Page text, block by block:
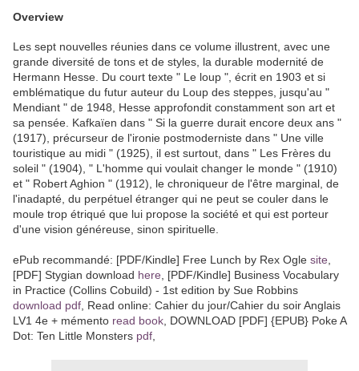
Overview
Les sept nouvelles réunies dans ce volume illustrent, avec une
grande diversité de tons et de styles, la durable modernité de
Hermann Hesse. Du court texte " Le loup ", écrit en 1903 et si
emblématique du futur auteur du Loup des steppes, jusqu'au "
Mendiant " de 1948, Hesse approfondit constamment son art et
sa pensée. Kafkaïen dans " Si la guerre durait encore deux ans "
(1917), précurseur de l'ironie postmoderniste dans " Une ville
touristique au midi " (1925), il est surtout, dans " Les Frères du
soleil " (1904), " L'homme qui voulait changer le monde " (1910)
et " Robert Aghion " (1912), le chroniqueur de l'être marginal, de
l'inadapté, du perpétuel étranger qui ne peut se couler dans le
moule trop étriqué que lui propose la société et qui est porteur
d'une vision généreuse, sinon spirituelle.
ePub recommandé: [PDF/Kindle] Free Lunch by Rex Ogle site,
[PDF] Stygian download here, [PDF/Kindle] Business Vocabulary
in Practice (Collins Cobuild) - 1st edition by Sue Robbins
download pdf, Read online: Cahier du jour/Cahier du soir Anglais
LV1 4e + mémento read book, DOWNLOAD [PDF] {EPUB} Poke A
Dot: Ten Little Monsters pdf,